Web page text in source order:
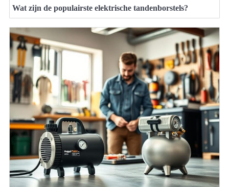
Wat zijn de populairste elektrische tandenborstels?